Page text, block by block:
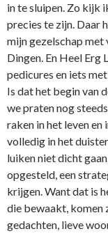
in te sluipen. Zo kijk
precies te zijn. Daar
mijn gezelschap
Dingen. En Heel Erg
pedicures en iets
Is dat het begin van
we praten nog
raken in het leven en
volledig in het
luiken niet dicht
opgesteld, een
krijgen. Want dat is
die bewaakt, komen
gedachten, lieve